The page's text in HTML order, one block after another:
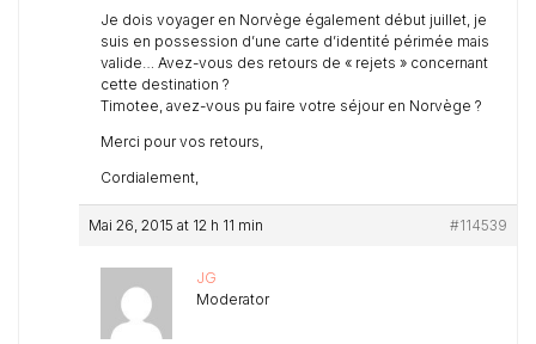
Je dois voyager en Norvège également début juillet, je
suis en possession d’une carte d’identité périmée mais
valide… Avez-vous des retours de « rejets » concernant
cette destination ?
Timotee, avez-vous pu faire votre séjour en Norvège ?
Merci pour vos retours,
Cordialement,
Mai 26, 2015 at 12 h 11 min #114539
JG
Moderator